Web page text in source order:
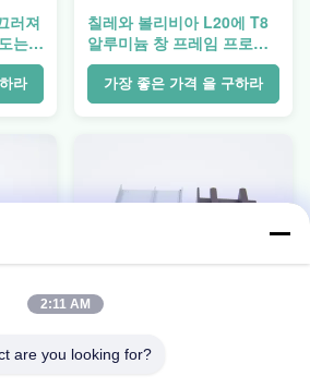
러져
는
합니
라
칠레와 볼리비아 L20에 T8
알루미늄 창 프레임 프로파
일을 사각처리하세요
가장 좋은 가격 을 구하라
2:11 AM
are you looking for?